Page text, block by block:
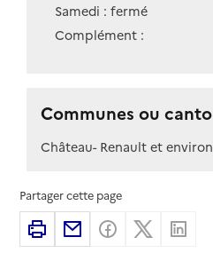
Samedi : fermé
Complément :
Communes ou
Château- Renault et
Partager cette page
ImprimerPartager par email
Partager sur